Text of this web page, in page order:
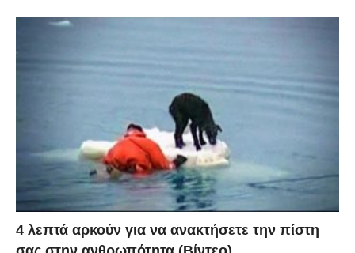
4 λεπτά αρκούν για να ανακτήσετε την πίστη